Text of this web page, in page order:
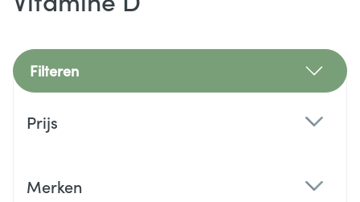
Filteren
Prijs
Merken